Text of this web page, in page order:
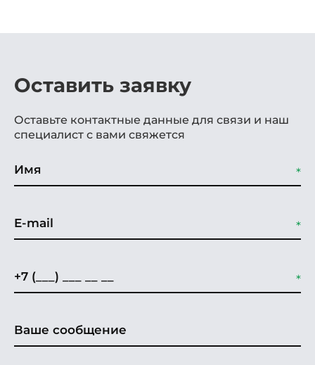
Оставить заявку
Оставьте контактные данные для связи и наш
специалист с вами свяжется